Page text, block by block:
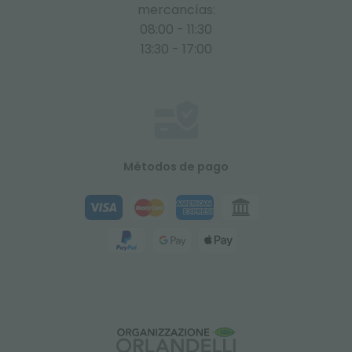
mercancías:
08:00 - 11:30
13:30 - 17:00
Métodos de pago